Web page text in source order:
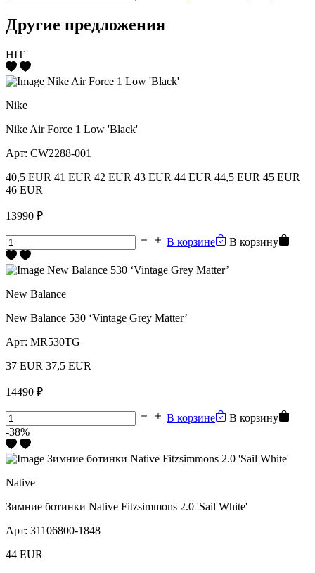
Другие предложения
HIT
Nike
Nike Air Force 1 Low 'Black'
Арт: CW2288-001
40,5 EUR 41 EUR 42 EUR 43 EUR 44 EUR 44,5 EUR 45 EUR
46 EUR
13990 ₽
В корзине В корзину
New Balance
New Balance 530 ‘Vintage Grey Matter’
Арт: MR530TG
37 EUR 37,5 EUR
14490 ₽
В корзине
В корзину
-38%
Native
Зимние ботинки Native Fitzsimmons 2.0 'Sail White'
Арт: 31106800-1848
44 EUR